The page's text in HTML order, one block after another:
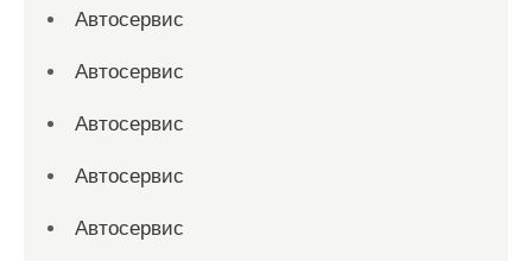
Автосервис
Автосервис
Автосервис
Автосервис
Автосервис